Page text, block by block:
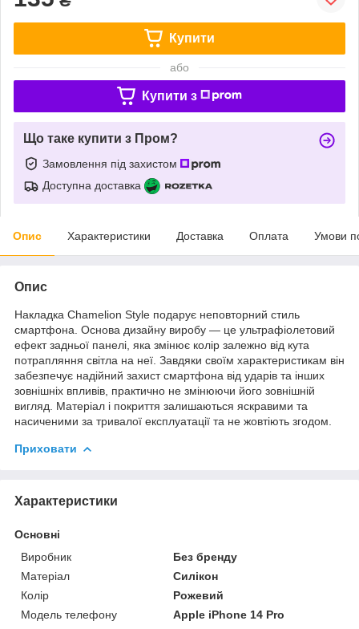
Купити
або
Купити з
Що таке купити з Пром?
Замовлення під захистом
Доступна доставка
Опис Характеристики Доставка Оплата Умови
Опис
Накладка Chamelion Style подарує неповторний стиль
смартфона. Основа дизайну виробу — це ультрафіолетовий
ефект задньої панелі, яка змінює колір залежно від кута
потрапляння світла на неї. Завдяки своїм характеристикам він
забезпечує надійний захист смартфона від ударів та інших
зовнішніх впливів, практично не змінюючи його зовнішній
вигляд. Матеріал і покриття залишаються яскравими та
насиченими за тривалої експлуатації та не жовтіють згодом.
Приховати
Характеристики
Основні
Виробник
Без бренду
Матеріал
Силікон
Колір
Рожевий
Модель телефону
Apple iPhone 14 Pro